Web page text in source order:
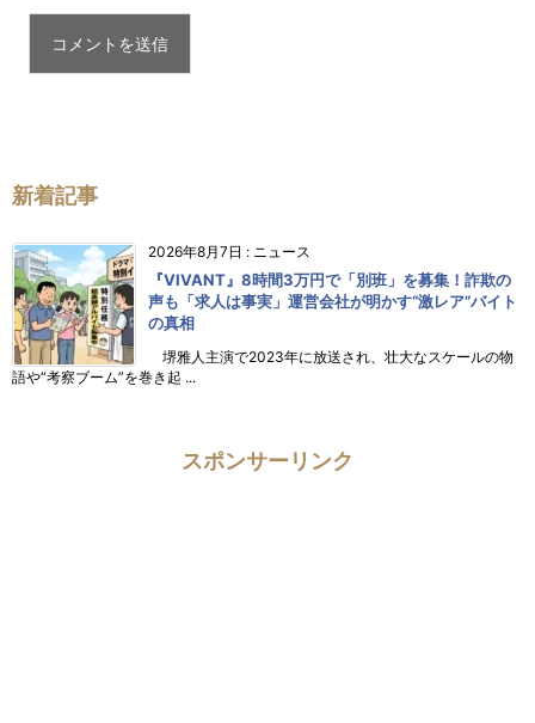
新着記事
2026年8月7日 : ニュース
『VIVANT』8時間3万円で「別班」を募集！詐欺の
声も「求人は事実」運営会社が明かす“激レア”バイト
の真相
堺雅人主演で2023年に放送され、壮大なスケールの物
語や“考察ブーム”を巻き起 ...
スポンサーリンク